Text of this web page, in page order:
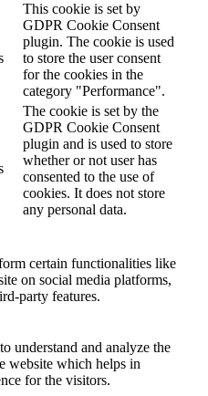
This cookie is set by
GDPR Cookie Consent
plugin. The cookie is used
to store the user consent
for the cookies in the
category "Performance".
The cookie is set by the
GDPR Cookie Consent
plugin and is used to store
whether or not user has
consented to the use of
cookies. It does not store
any personal data.
certain functionalities like
on social media platforms,
party features.
understand and analyze the
website which helps in
for the visitors.